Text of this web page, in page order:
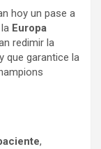
hoy un pase a
Europa
redimir la
que garantice la
,